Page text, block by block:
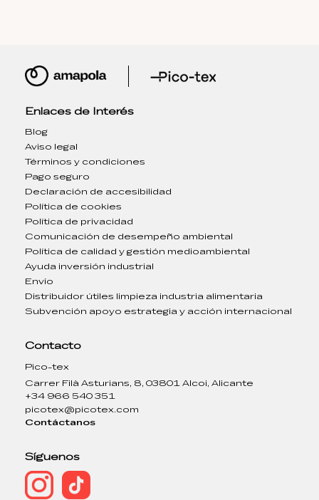
Enlaces de Interés
Blog
Aviso legal
Términos y condiciones
Pago seguro
Declaración de accesibilidad
Política de cookies
Política de privacidad
Comunicación de desempeño ambiental
Política de calidad y gestión medioambiental
Ayuda inversión industrial
Envío
Distribuidor útiles limpieza industria alimentaria
Subvención apoyo estrategia y acción internacional
Contacto
Pico-tex
Carrer Filà Asturians, 8, 03801 Alcoi, Alicante
+34 966 540 351
picotex@picotex.com
Contáctanos
Síguenos